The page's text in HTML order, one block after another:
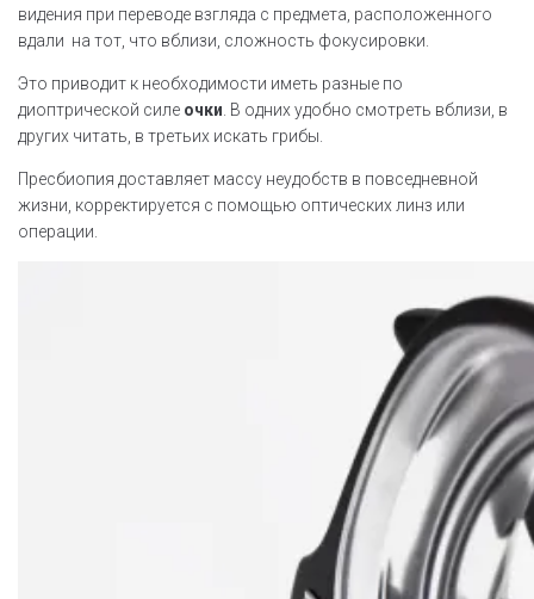
видения при переводе взгляда с предмета, расположенного
вдали на тот, что вблизи, сложность фокусировки.
Это приводит к необходимости иметь разные по
диоптрической силе очки. В одних удобно смотреть вблизи, в
других читать, в третьих искать грибы.
Пресбиопия доставляет массу неудобств в повседневной
жизни, корректируется с помощью оптических линз или
операции.